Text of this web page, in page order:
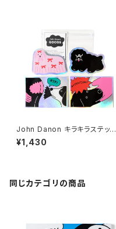
John Danon キラキラステッカ
ーセット
¥1,430
同じカテゴリの商品